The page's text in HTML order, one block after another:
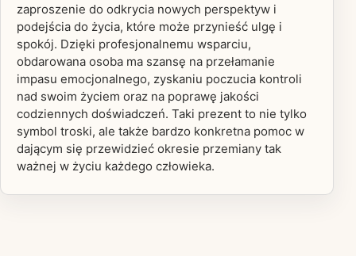
zaproszenie do odkrycia nowych perspektyw i
podejścia do życia, które może przynieść ulgę i
spokój. Dzięki profesjonalnemu wsparciu,
obdarowana osoba ma szansę na przełamanie
impasu emocjonalnego, zyskaniu poczucia kontroli
nad swoim życiem oraz na poprawę jakości
codziennych doświadczeń. Taki prezent to nie tylko
symbol troski, ale także bardzo konkretna pomoc w
dającym się przewidzieć okresie przemiany tak
ważnej w życiu każdego człowieka.